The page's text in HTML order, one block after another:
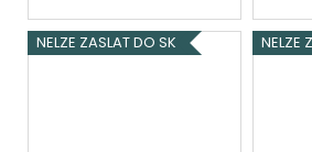
NELZE ZASLAT DO SK NELZE